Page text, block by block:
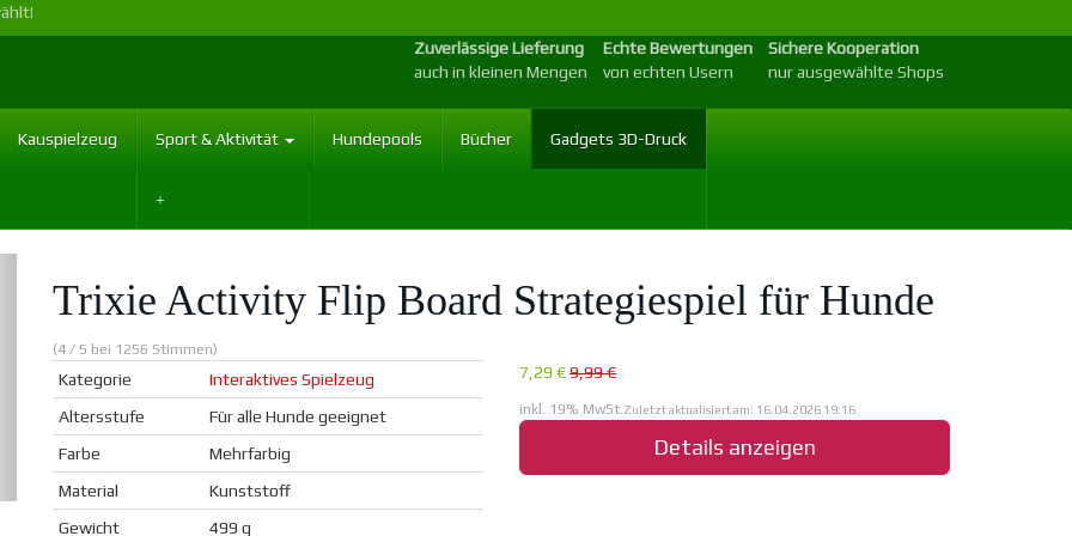
Zuverlässige Lieferung
auch in kleinen Mengen
Echte Bewertungen
von echten Usern
Sichere Kooperation
nur ausgewählte Shops
Kauspielzeug Sport & Aktivität Hundepools Bücher Gadgets 3D-Druck
Trixie Activity Flip Board Strategiespiel für Hunde
(4 / 5 bei 1256 Stimmen)
7,29 €9,99 €
inkl. 19% MwSt.Zuletzt aktualisiert am: 16.04.2026 19:16
Details anzeigen
Kategorie
Interaktives Spielzeug
Altersstufe
Für alle Hunde geeignet
Farbe
Mehrfarbig
Material
Kunststoff
Gewicht
499 g